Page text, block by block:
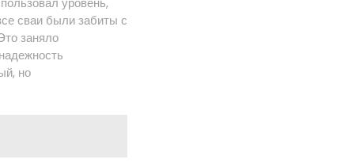
сваи были забиты с
заняло
но